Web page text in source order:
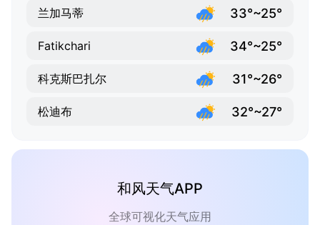
兰加马蒂 33°~25°
Fatikchari 34°~25°
科克斯巴扎尔 31°~26°
松迪布 32°~27°
和风天气APP
全球可视化天气应用